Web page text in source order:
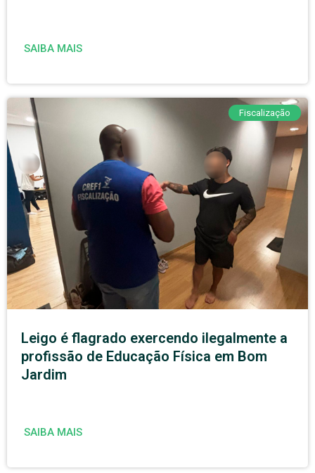
SAIBA MAIS
Fiscalização
Leigo é flagrado exercendo ilegalmente a
profissão de Educação Física em Bom
Jardim
SAIBA MAIS